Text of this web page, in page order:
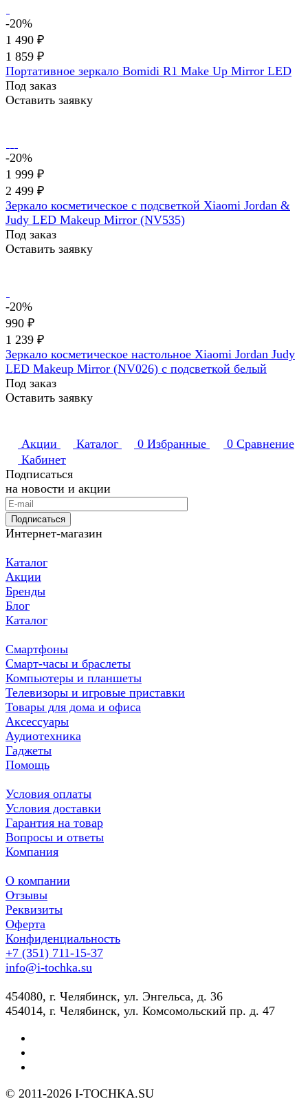
-20%
1 490 ₽
1 859 ₽
Портативное зеркало Bomidi R1 Make Up Mirror LED
Под заказ
Оставить заявку
-20%
1 999 ₽
2 499 ₽
Зеркало косметическое с подсветкой Xiaomi Jordan &
Judy LED Makeup Mirror (NV535)
Под заказ
Оставить заявку
-20%
990 ₽
1 239 ₽
Зеркало косметическое настольное Xiaomi Jordan Judy
LED Makeup Mirror (NV026) с подсветкой белый
Под заказ
Оставить заявку
Акции Каталог 0 Избранные 0 Сравнение
Кабинет
Подписаться
на новости и акции
Подписаться
Интернет-магазин
Каталог
Акции
Бренды
Блог
Каталог
Смартфоны
Смарт-часы и браслеты
Компьютеры и планшеты
Телевизоры и игровые приставки
Товары для дома и офиса
Аксессуары
Аудиотехника
Гаджеты
Помощь
Условия оплаты
Условия доставки
Гарантия на товар
Вопросы и ответы
Компания
О компании
Отзывы
Реквизиты
Оферта
Конфиденциальность
+7 (351) 711-15-37
info@i-tochka.su
​454080, г. Челябинск, ул. Энгельса, д. 36
454014, г. Челябинск, ул. Комсомольский пр. д. 47
© 2011-2026 I-TOCHKA.SU